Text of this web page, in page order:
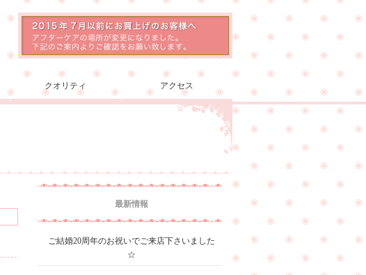
クオリティ アクセス
最新情報
ご結婚20周年のお祝いでご来店下さいました
☆